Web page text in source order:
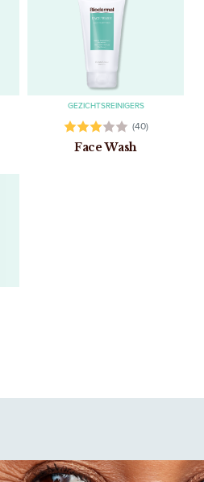
GEZICHTSREINIGERS
(40)
Face Wash